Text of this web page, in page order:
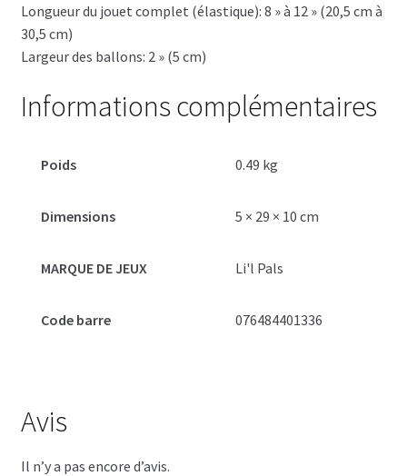
Longueur du jouet complet (élastique): 8 » à 12 » (20,5 cm à
30,5 cm)
Largeur des ballons: 2 » (5 cm)
Informations complémentaires
Poids 0.49 kg
Dimensions 5 × 29 × 10 cm
MARQUE DE JEUX Li'l Pals
Code barre 076484401336
Avis
Il n’y a pas encore d’avis.